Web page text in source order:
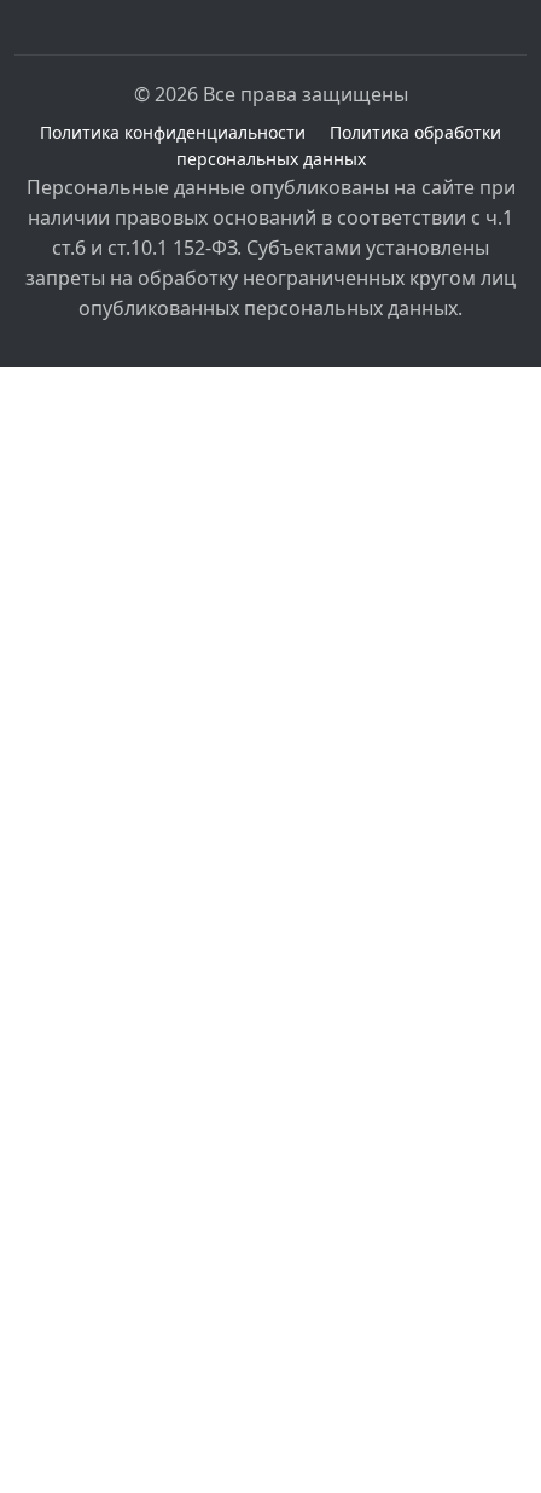
© 2026 Все права защищены
Политика конфиденциальности
Политика обработки
персональных данных
Персональные данные опубликованы на сайте при
наличии правовых оснований в соответствии с ч.1
ст.6 и ст.10.1 152-ФЗ. Субъектами установлены
запреты на обработку неограниченных кругом лиц
опубликованных персональных данных.